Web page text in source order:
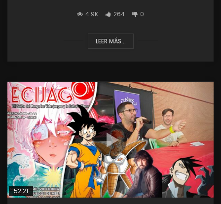
4.9K 264 0
LEER MÁS...
52:21